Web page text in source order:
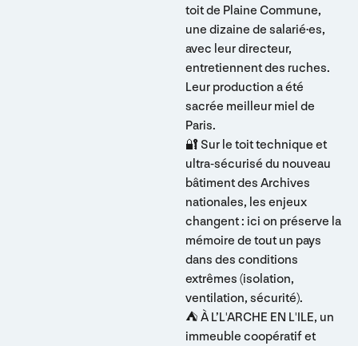
toit de Plaine Commune,
une dizaine de salarié·es,
avec leur directeur,
entretiennent des ruches.
Leur production a été
sacrée meilleur miel de
Paris.
🔐 Sur le toit technique et
ultra-sécurisé du nouveau
bâtiment des Archives
nationales, les enjeux
changent : ici on préserve la
mémoire de tout un pays
dans des conditions
extrêmes (isolation,
ventilation, sécurité).
⛺ À L’L'ARCHE EN L'ILE, un
immeuble coopératif et